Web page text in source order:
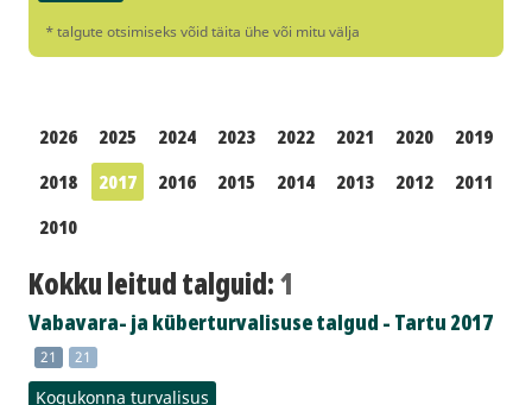
* talgute otsimiseks võid täita ühe või mitu välja
2026 2025 2024 2023 2022 2021 2020
2019
2018
2017 2016 2015 2014 2013 2012
2011
2010
Kokku leitud talguid:1
Vabavara- ja küberturvalisuse talgud - Tartu 2017
21 21
Kogukonna turvalisus